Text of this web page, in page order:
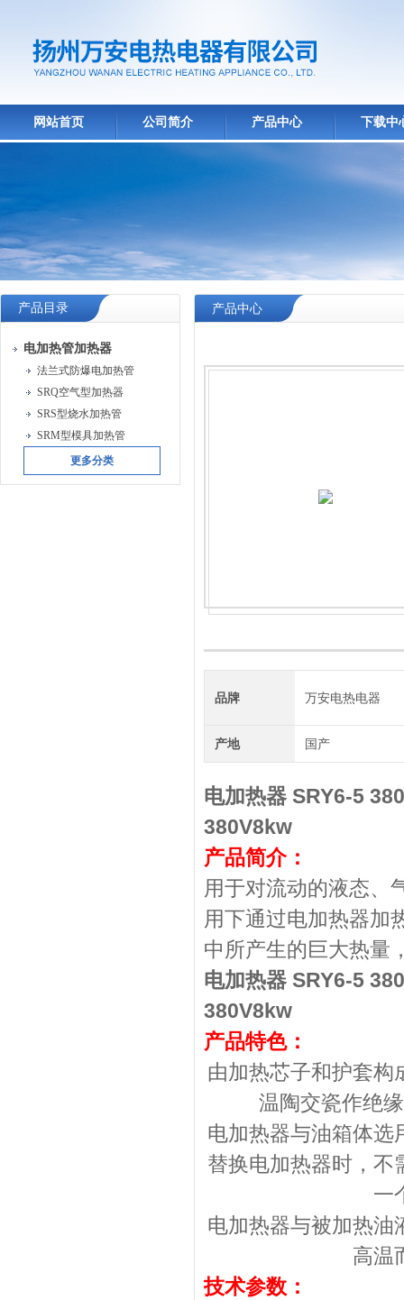
网站首页 公司简介 产品中心 下载中
产品目录
电加热管加热器
法兰式防爆电加热管
SRQ空气型加热器
SRS型烧水加热管
SRM型模具加热管
更多分类
产品中心
品牌 万安电热电器
产地 国产
电加热器 SRY6-5
380V8kw
产品简介：
用于对流动的液态、
用下通过电加热器加
中所产生的巨大热量
电加热器 SRY6-5
380V8kw
产品特色：
由加热芯子和护套构
温陶交瓷作绝
电加热器与油箱体选
替换电加热器时，不
一
电加热器与被加热油
高温
技术参数：